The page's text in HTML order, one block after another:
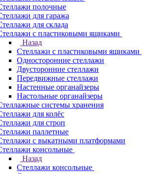
полочные
для гаража
для склада
с пластиковыми ящиками
Назад
Стеллажи с пластиковыми ящиками
Односторонние стеллажи
Двусторонние стеллажи
Передвижные стеллажи
Настенные органайзеры
Настольные органайзеры
системы хранения
для колёс
для строп
паллетные
с выкатными платформами
консольные
Назад
Стеллажи консольные